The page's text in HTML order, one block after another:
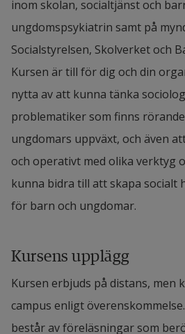
inom skolan, socialtjänst och
ungdomspsykiatrin samt på
Socialstyrelsen, Skolverket och
Kursen är till för dig och din
nytta av att kunna tänka
problematiker som finns
ungdomars uppväxt, och även
och operativt med olika verktyg
kunna bidra till att skapa socialt
för barn och ungdomar.
Kursens upplägg
Kursen erbjuds på distans, men
campus enligt överenskommelse.
består av föreläsningar som